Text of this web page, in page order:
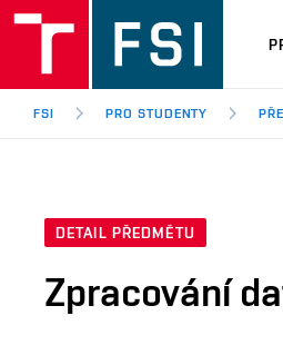
FSI PRO STUDENTY
DETAIL PŘEDMĚTU
Zpracování